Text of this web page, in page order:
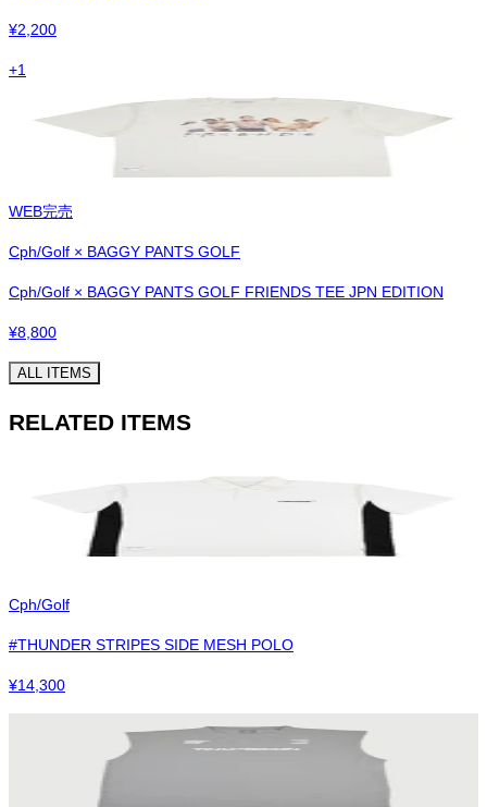
¥2,200
+1
WEB完売
Cph/Golf × BAGGY PANTS GOLF
Cph/Golf × BAGGY PANTS GOLF FRIENDS TEE JPN EDITION
¥8,800
ALL ITEMS
RELATED ITEMS
Cph/Golf
#THUNDER STRIPES SIDE MESH POLO
¥14,300